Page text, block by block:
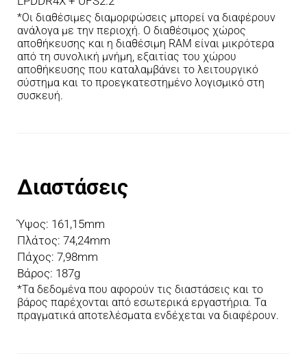
*Οι διαθέσιμες διαμορφώσεις μπορεί να διαφέρουν
ανάλογα με την περιοχή. Ο διαθέσιμος χώρος
αποθήκευσης και η διαθέσιμη RAM είναι μικρότερα
από τη συνολική μνήμη, εξαιτίας του χώρου
αποθήκευσης που καταλαμβάνει το λειτουργικό
σύστημα και το προεγκατεστημένο λογισμικό στη
συσκευή.
Διαστάσεις
Ύψος: 161,15mm
Πλάτος: 74,24mm
Πάχος: 7,98mm
Βάρος: 187g
*Τα δεδομένα που αφορούν τις διαστάσεις και το
βάρος παρέχονται από εσωτερικά εργαστήρια. Τα
πραγματικά αποτελέσματα ενδέχεται να διαφέρουν.